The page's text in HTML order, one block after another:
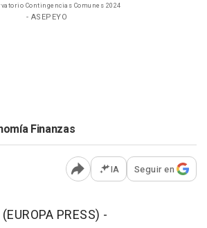
Contingencias Comunes 2024
- ASEPEYO
Finanzas
Abrir opciones para
IA Seguir en
PRESS) -